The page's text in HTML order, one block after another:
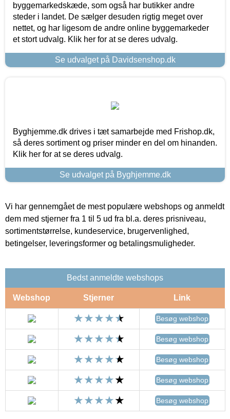
byggemarkedskæde, som også har butikker andre
steder i landet. De sælger desuden rigtig meget over
nettet, og har ligesom de andre online byggemarkeder
et stort udvalg. Klik her for at se deres udvalg.
Se udvalget på Davidsenshop.dk
Byghjemme.dk drives i tæt samarbejde med Frishop.dk,
så deres sortiment og priser minder en del om hinanden.
Klik her for at se deres udvalg.
Se udvalget på Byghjemme.dk
Vi har gennemgået de mest populære webshops og anmeldt
dem med stjerner fra 1 til 5 ud fra bl.a. deres prisniveau,
sortimentstørrelse, kundeservice, brugervenlighed,
betingelser, leveringsformer og betalingsmuligheder.
Bedst anmeldte webshops
Webshop Stjerner Link
Besøg webshop
Besøg webshop
Besøg webshop
Besøg webshop
Besøg webshop